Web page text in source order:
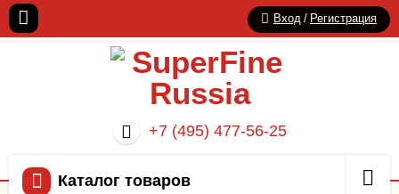
Вход / Регистрация
+7 (495) 477-56-25
Каталог товаров